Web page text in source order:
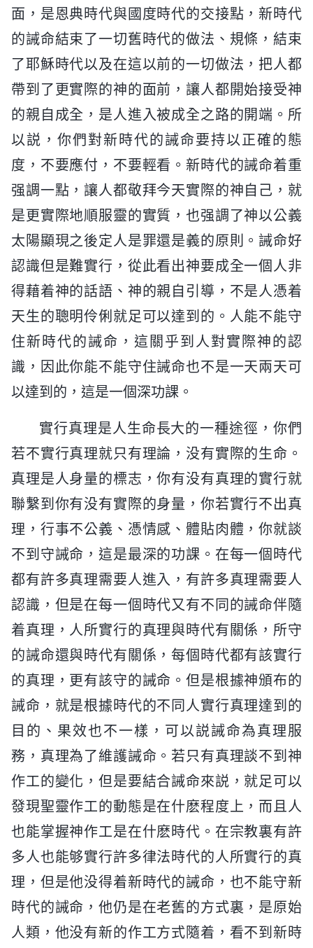
面，是恩典時代與國度時代的交接點，新時代
的誡命結束了一切舊時代的做法、規條，結束
了耶穌時代以及在這以前的一切做法，把人都
帶到了更實際的神的面前，讓人都開始接受神
的親自成全，是人進入被成全之路的開端。所
以説，你們對新時代的誡命要持以正確的態
度，不要應付，不要輕看。新時代的誡命着重
强調一點，讓人都敬拜今天實際的神自己，就
是更實際地順服靈的實質，也强調了神以公義
太陽顯現之後定人是罪還是義的原則。誡命好
認識但是難實行，從此看出神要成全一個人非
得藉着神的話語、神的親自引導，不是人憑着
天生的聰明伶俐就足可以達到的。人能不能守
住新時代的誡命，這關乎到人對實際神的認
識，因此你能不能守住誡命也不是一天兩天可
以達到的，這是一個深功課。
實行真理是人生命長大的一種途徑，你們
若不實行真理就只有理論，没有實際的生命。
真理是人身量的標志，你有没有真理的實行就
聯繫到你有没有實際的身量，你若實行不出真
理，行事不公義、憑情感、體貼肉體，你就談
不到守誡命，這是最深的功課。在每一個時代
都有許多真理需要人進入，有許多真理需要人
認識，但是在每一個時代又有不同的誡命伴隨
着真理，人所實行的真理與時代有關係，所守
的誡命還與時代有關係，每個時代都有該實行
的真理，更有該守的誡命。但是根據神頒布的
誡命，就是根據時代的不同人實行真理達到的
目的、果效也不一樣，可以説誡命為真理服
務，真理為了維護誡命。若只有真理談不到神
作工的變化，但是要結合誡命來説，就足可以
發現聖靈作工的動態是在什麽程度上，而且人
也能掌握神作工是在什麽時代。在宗教裏有許
多人也能够實行許多律法時代的人所實行的真
理，但是他没得着新時代的誡命，也不能守新
時代的誡命，他仍是在老舊的方式裏，是原始
人類，他没有新的作工方式隨着，看不到新時